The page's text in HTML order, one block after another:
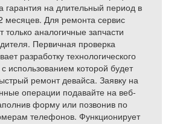
гарантия на длительный период в
месяцев. Для ремонта сервис
только аналогичные запчасти
Первичная проверка
разработку технологического
использованием которой будет
ремонт девайса. Заявку на
операции подавайте на веб-
форму или позвонив по
телефонов. Функционирует